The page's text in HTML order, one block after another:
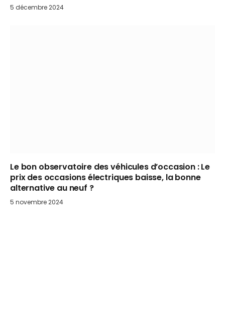
5 décembre 2024
Le bon observatoire des véhicules d’occasion : Le
prix des occasions électriques baisse, la bonne
alternative au neuf ?
5 novembre 2024